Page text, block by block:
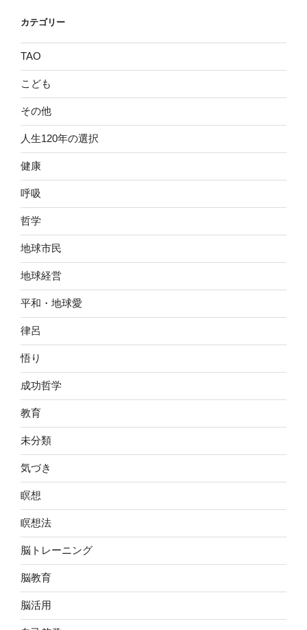
カテゴリー
TAO
こども
その他
人生120年の選択
健康
呼吸
哲学
地球市民
地球経営
平和・地球愛
律呂
悟り
成功哲学
教育
未分類
気づき
瞑想
瞑想法
脳トレーニング
脳教育
脳活用